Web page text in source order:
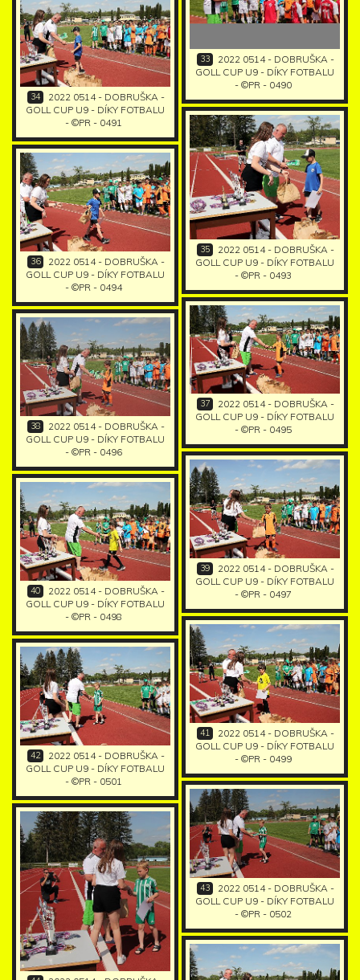
33
2022 0514 - DOBRUŠKA -
GOLL CUP U9 - DÍKY FOTBALU
- ©PR - 0490
34
2022 0514 - DOBRUŠKA -
GOLL CUP U9 - DÍKY FOTBALU
- ©PR - 0491
35
2022 0514 - DOBRUŠKA -
GOLL CUP U9 - DÍKY FOTBALU
- ©PR - 0493
36
2022 0514 - DOBRUŠKA -
GOLL CUP U9 - DÍKY FOTBALU
- ©PR - 0494
37
2022 0514 - DOBRUŠKA -
GOLL CUP U9 - DÍKY FOTBALU
- ©PR - 0495
38
2022 0514 - DOBRUŠKA -
GOLL CUP U9 - DÍKY FOTBALU
- ©PR - 0496
39
2022 0514 - DOBRUŠKA -
GOLL CUP U9 - DÍKY FOTBALU
- ©PR - 0497
40
2022 0514 - DOBRUŠKA -
GOLL CUP U9 - DÍKY FOTBALU
- ©PR - 0498
41
2022 0514 - DOBRUŠKA -
GOLL CUP U9 - DÍKY FOTBALU
- ©PR - 0499
42
2022 0514 - DOBRUŠKA -
GOLL CUP U9 - DÍKY FOTBALU
- ©PR - 0501
43
2022 0514 - DOBRUŠKA -
GOLL CUP U9 - DÍKY FOTBALU
- ©PR - 0502